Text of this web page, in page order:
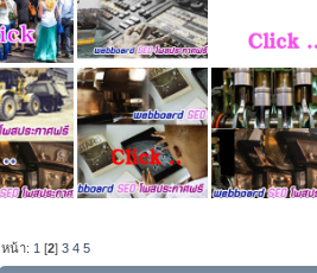
หน้า: 1 [2]3 4 5